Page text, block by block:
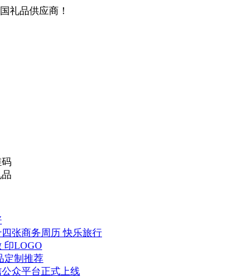
礼品供应商！
张商务周历 快乐旅行
印LOGO
定制推荐
众平台正式上线